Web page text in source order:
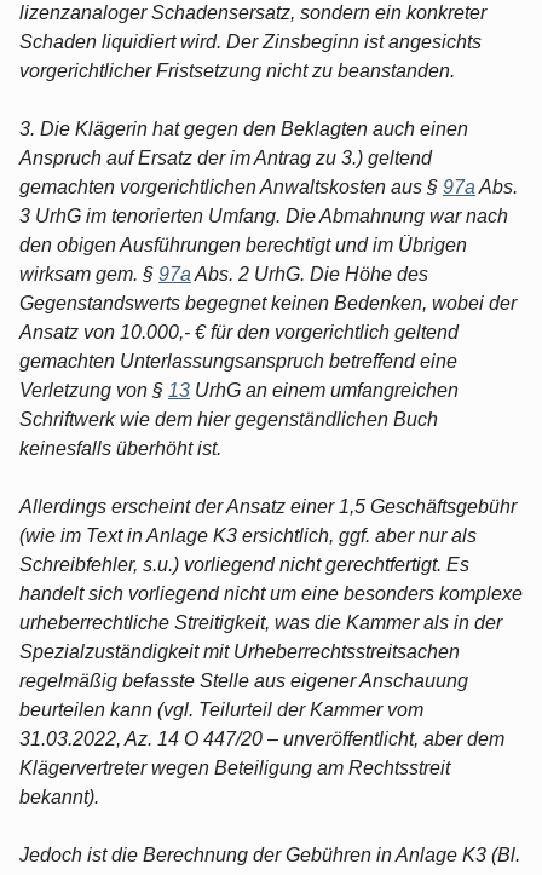
lizenzanaloger Schadensersatz, sondern ein konkreter
Schaden liquidiert wird. Der Zinsbeginn ist angesichts
vorgerichtlicher Fristsetzung nicht zu beanstanden.
3. Die Klägerin hat gegen den Beklagten auch einen
Anspruch auf Ersatz der im Antrag zu 3.) geltend
gemachten vorgerichtlichen Anwaltskosten aus § 97a Abs.
3 UrhG im tenorierten Umfang. Die Abmahnung war nach
den obigen Ausführungen berechtigt und im Übrigen
wirksam gem. § 97a Abs. 2 UrhG. Die Höhe des
Gegenstandswerts begegnet keinen Bedenken, wobei der
Ansatz von 10.000,- € für den vorgerichtlich geltend
gemachten Unterlassungsanspruch betreffend eine
Verletzung von § 13 UrhG an einem umfangreichen
Schriftwerk wie dem hier gegenständlichen Buch
keinesfalls überhöht ist.
Allerdings erscheint der Ansatz einer 1,5 Geschäftsgebühr
(wie im Text in Anlage K3 ersichtlich, ggf. aber nur als
Schreibfehler, s.u.) vorliegend nicht gerechtfertigt. Es
handelt sich vorliegend nicht um eine besonders komplexe
urheberrechtliche Streitigkeit, was die Kammer als in der
Spezialzuständigkeit mit Urheberrechtsstreitsachen
regelmäßig befasste Stelle aus eigener Anschauung
beurteilen kann (vgl. Teilurteil der Kammer vom
31.03.2022, Az. 14 O 447/20 – unveröffentlicht, aber dem
Klägervertreter wegen Beteiligung am Rechtsstreit
bekannt).
Jedoch ist die Berechnung der Gebühren in Anlage K3 (Bl.